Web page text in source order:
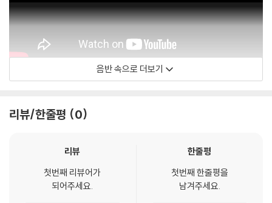
음반 속으로 더보기
리뷰/한줄평 0
리뷰
첫번째 리뷰어가
되어주세요.
한줄평
첫번째 한줄평을
남겨주세요.